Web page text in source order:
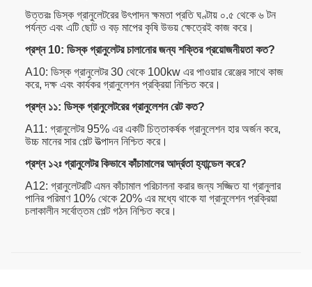
উত্তরঃ ডিস্ক গ্রানুলেটরের উৎপাদন ক্ষমতা প্রতি ঘণ্টায় ০.৫ থেকে ৬ টন
পর্যন্ত এবং এটি ছোট ও বড় মাপের কৃষি উভয় ক্ষেত্রেই কাজ করে।
প্রশ্ন 10: ডিস্ক গ্রানুলেটর চালানোর জন্য শক্তির প্রয়োজনীয়তা কত?
A10: ডিস্ক গ্রানুলেটর 30 থেকে 100kw এর পাওয়ার রেঞ্জের সাথে কাজ
করে, দক্ষ এবং কার্যকর গ্রানুলেশন প্রক্রিয়া নিশ্চিত করে।
প্রশ্ন ১১: ডিস্ক গ্রানুলেটরের গ্রানুলেশন রেট কত?
A11: গ্রানুলেটর 95% এর একটি চিত্তাকর্ষক গ্রানুলেশন হার অর্জন করে,
উচ্চ মানের সার পেল্ট উত্পাদন নিশ্চিত করে।
প্রশ্ন ১২ঃ গ্রানুলেটর কিভাবে কাঁচামালের আর্দ্রতা হ্যান্ডেল করে?
A12: গ্রানুলেটরটি এমন কাঁচামাল পরিচালনা করার জন্য সজ্জিত যা গ্রানুলার
পানির পরিমাণ 10% থেকে 20% এর মধ্যে থাকে যা গ্রানুলেশন প্রক্রিয়া
চলাকালীন সর্বোত্তম পেল্ট গঠন নিশ্চিত করে।